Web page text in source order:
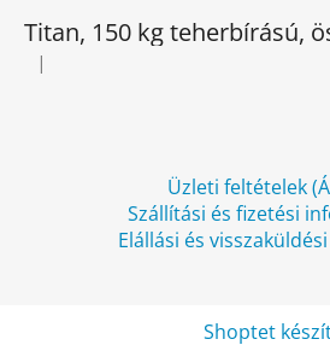
A termék értékelése 5-ből 5 csillag.
|
Üzleti feltételek
Szállítási és fizetési
Elállási és
Shoptet